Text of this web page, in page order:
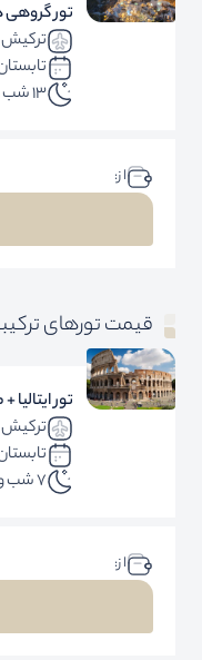
تور گروهی
ترکیش
تابستان
13 شب و 14 روز
ا ز:
قیمت تورهای
تور ایتالیا
ترکیش
تابستان
7 شب و 8 روز
ا ز: